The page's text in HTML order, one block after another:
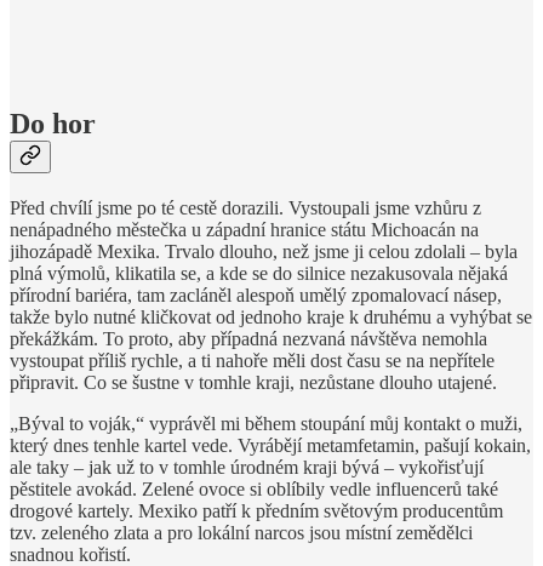
Do hor
Před chvílí jsme po té cestě dorazili. Vystoupali jsme vzhůru z
nenápadného městečka u západní hranice státu Michoacán na
jihozápadě Mexika. Trvalo dlouho, než jsme ji celou zdolali – byla
plná výmolů, klikatila se, a kde se do silnice nezakusovala nějaká
přírodní bariéra, tam zacláněl alespoň umělý zpomalovací násep,
takže bylo nutné kličkovat od jednoho kraje k druhému a vyhýbat se
překážkám. To proto, aby případná nezvaná návštěva nemohla
vystoupat příliš rychle, a ti nahoře měli dost času se na nepřítele
připravit. Co se šustne v tomhle kraji, nezůstane dlouho utajené.
„Býval to voják,“ vyprávěl mi během stoupání můj kontakt o muži,
který dnes tenhle kartel vede. Vyrábějí metamfetamin, pašují kokain,
ale taky – jak už to v tomhle úrodném kraji bývá – vykořisťují
pěstitele avokád. Zelené ovoce si oblíbily vedle influencerů také
drogové kartely. Mexiko patří k předním světovým producentům
tzv. zeleného zlata a pro lokální narcos jsou místní zemědělci
snadnou kořistí.